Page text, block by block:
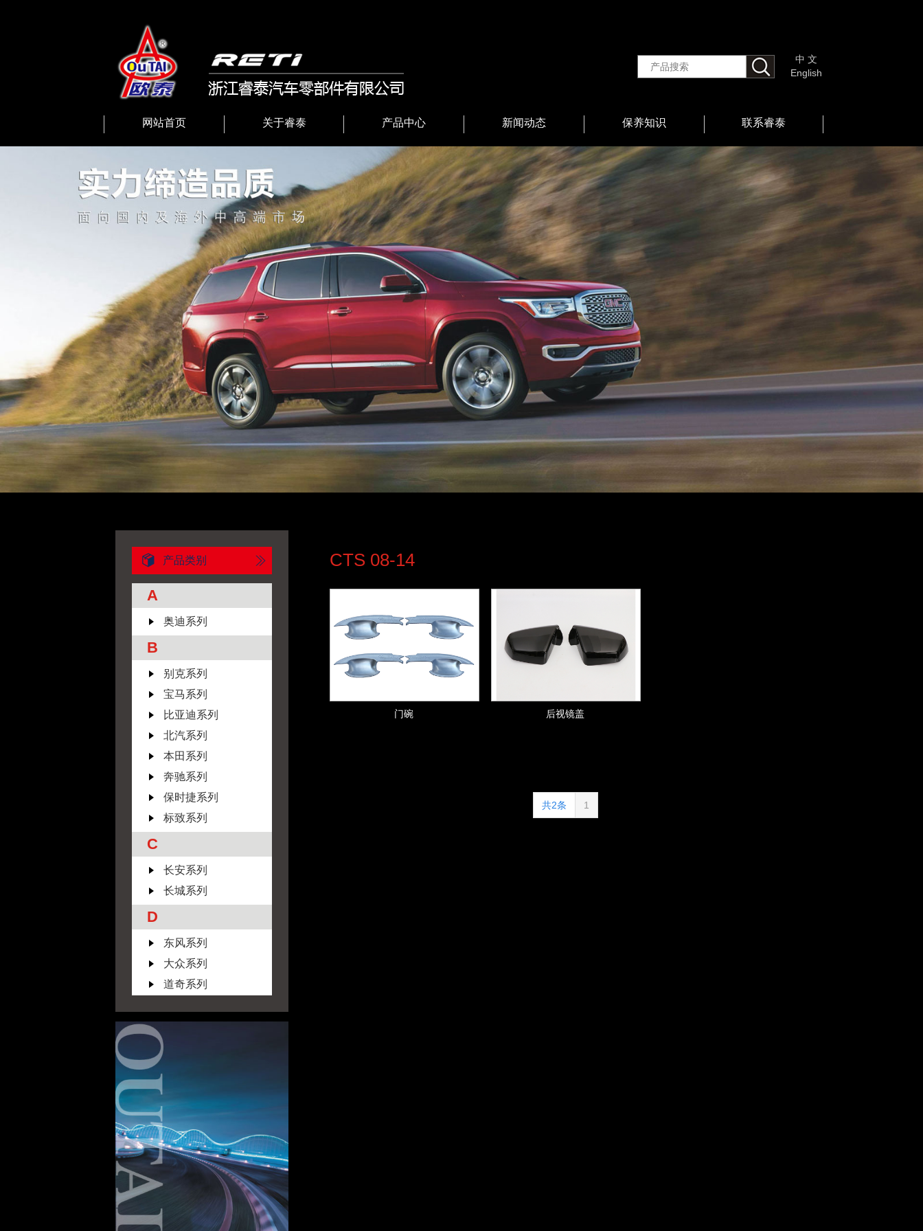
中 文
English
网站首页 关于睿泰 产品中心 新闻动态 保养知识 联系睿泰
产品类别
A
奥迪系列
B
别克系列
宝马系列
比亚迪系列
北汽系列
本田系列
奔驰系列
保时捷系列
标致系列
C
长安系列
长城系列
D
东风系列
大众系列
道奇系列
F
G
GMC系列
I
ISUZU系列
CTS 08-14
门碗 后视镜盖
共2条 1